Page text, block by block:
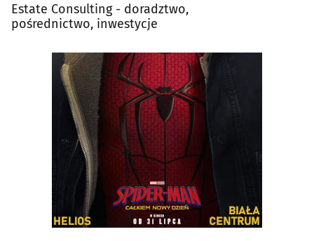
Estate Consulting - doradztwo,
pośrednictwo, inwestycje